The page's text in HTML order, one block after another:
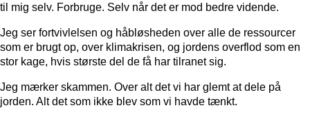
til mig selv. Forbruge. Selv når det er mod bedre vidende.
Jeg ser fortvivlelsen og håbløsheden over alle de ressourcer
som er brugt op, over klimakrisen, og jordens overflod som en
stor kage, hvis største del de få har tilranet sig.
Jeg mærker skammen. Over alt det vi har glemt at dele på
jorden. Alt det som ikke blev som vi havde tænkt.